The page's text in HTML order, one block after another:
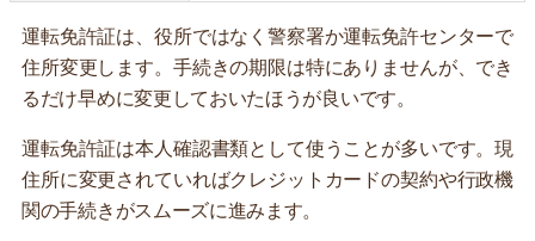
運転免許証は、役所ではなく警察署か運転免許センターで
住所変更します。手続きの期限は特にありませんが、でき
るだけ早めに変更しておいたほうが良いです。
運転免許証は本人確認書類として使うことが多いです。現
住所に変更されていればクレジットカードの契約や行政機
関の手続きがスムーズに進みます。